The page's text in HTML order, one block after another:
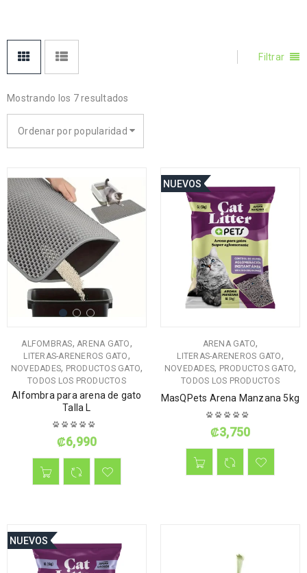
Filtrar
Mostrando los 7 resultados
Ordenar por popularidad
ALFOMBRAS, ARENA GATO,
LITERAS-ARENEROS GATO,
NOVEDADES, PRODUCTOS GATO,
TODOS LOS PRODUCTOS
Alfombra para arena de gato
Talla L
₡6,990
NUEVOS
ARENA GATO,
LITERAS-ARENEROS GATO,
NOVEDADES, PRODUCTOS GATO,
TODOS LOS PRODUCTOS
MasQPets Arena Manzana 5kg
₡3,750
NUEVOS